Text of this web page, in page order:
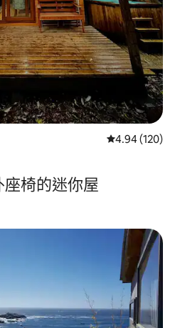
從 120 則評價
4.94 (120)
座椅的迷你屋